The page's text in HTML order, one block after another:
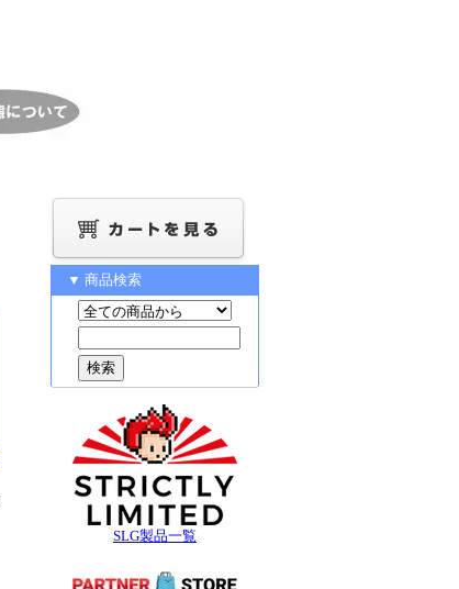
▼ 商品検索
SLG製品一覧